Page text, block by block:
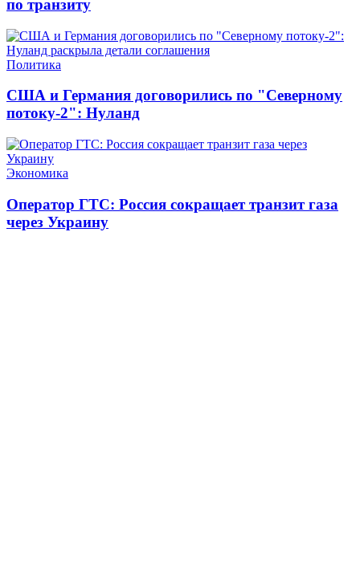
по транзиту
Политика
США и Германия договорились по "Северному
потоку-2": Нуланд
Экономика
Оператор ГТС: Россия сокращает транзит газа
через Украину